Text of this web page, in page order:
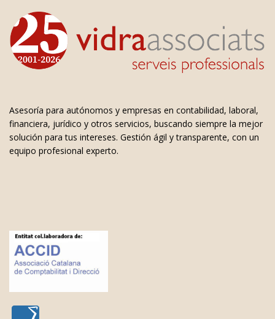
Asesoría para autónomos y empresas en contabilidad, laboral,
financiera, jurídico y otros servicios, buscando siempre la mejor
solución para tus intereses. Gestión ágil y transparente, con un
equipo profesional experto.